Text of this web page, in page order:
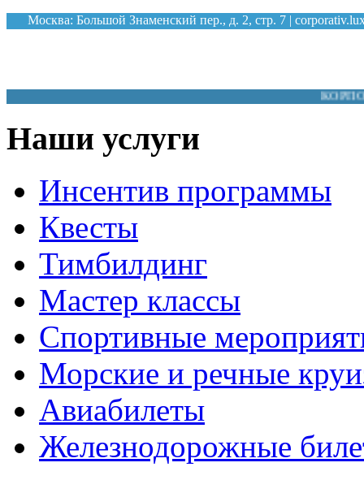
Москва: Большой Знаменский пер., д. 2, стр. 7 |
Наши услуги
Инсентив программы
Квесты
Тимбилдинг
Мастер классы
Спортивные
Морские и речные
Авиабилеты
Железнодорожные